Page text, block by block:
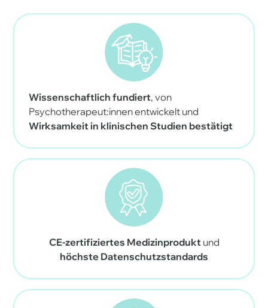
Wissenschaftlich fundiert, von
Psychotherapeut:innen entwickelt und
Wirksamkeit in klinischen Studien bestätigt
CE-zertifiziertes Medizinprodukt und
höchste Datenschutzstandards